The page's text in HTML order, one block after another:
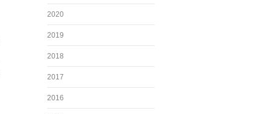
2020
2019
2018
2017
2016